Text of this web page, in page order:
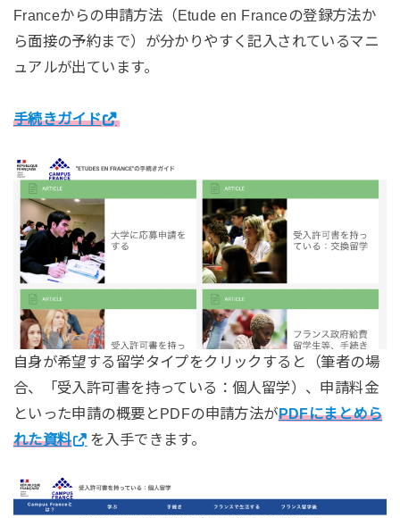
Franceからの申請方法（Etude en Franceの登録方法か
ら面接の予約まで）が分かりやすく記入されているマニ
ュアルが出ています。
手続きガイド
自身が希望する留学タイプをクリックすると（筆者の場
合、「受入許可書を持っている：個人留学）、申請料金
といった申請の概要とPDFの申請方法がPDFにまとめら
れた資料
を入手できます。